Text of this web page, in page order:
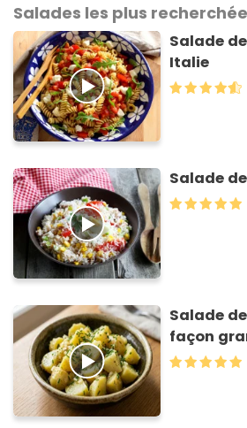
Salades les plus
Salade
Italie
Salade
Salade
façon